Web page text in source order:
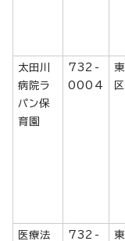
太田川
病院ラ
パン保
育園
732-
0004
東
区
医療法
732-
東